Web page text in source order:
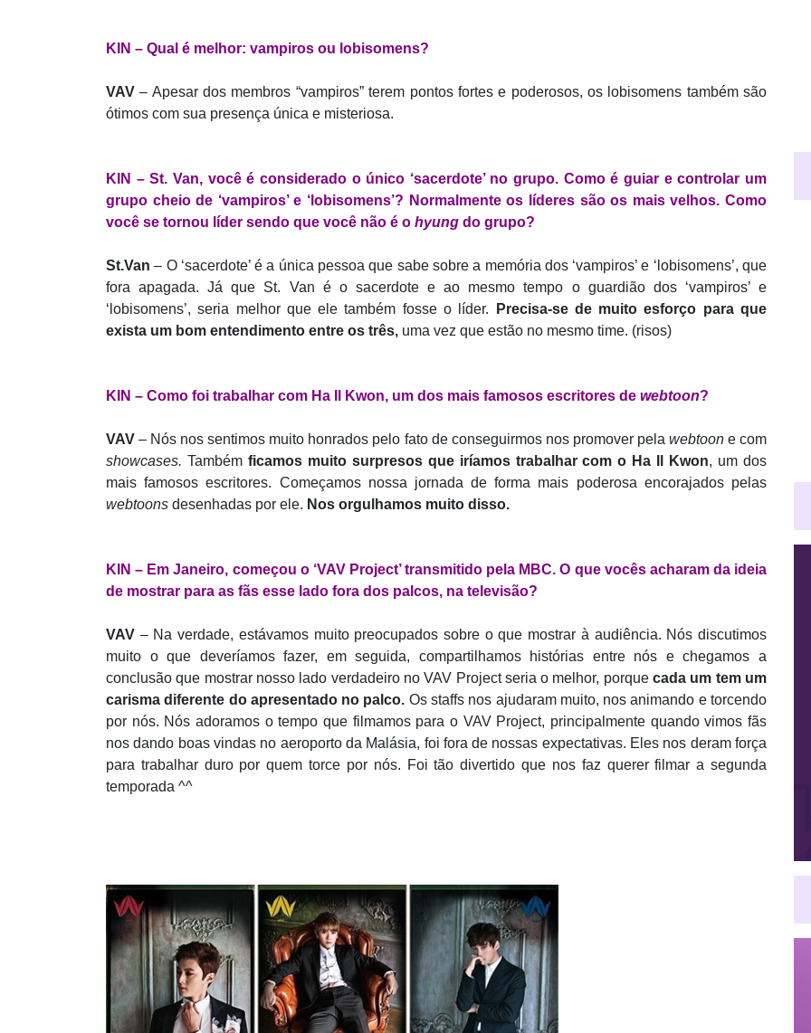
KIN – Qual é melhor: vampiros ou lobisomens?
VAV– Apesar dos membros “vampiros” terem pontos fortes e poderosos, os lobisomens também são
ótimos com sua presença única e misteriosa.
KIN – St. Van, você é considerado o único ‘sacerdote’ no grupo. Como é guiar e controlar um
grupo cheio de ‘vampiros’ e ‘lobisomens’? Normalmente os líderes são os mais velhos. Como
você se tornou líder sendo que você não é o hyung do grupo?
St.Van – O ‘sacerdote’ é a única pessoa que sabe sobre a memória dos ‘vampiros’ e ‘lobisomens’, que
fora apagada. Já que St. Van é o sacerdote e ao mesmo tempo o guardião dos ‘vampiros’ e
‘lobisomens’, seria melhor que ele também fosse o líder.
Precisa-se de muito esforço para que
exista um bom entendimento entre os três, uma vez que estão no mesmo time. (risos)
KIN – Como foi trabalhar com Ha Il Kwon, um dos mais famosos escritores de webtoon?
VAV – Nós nos sentimos muito honrados pelo fato de conseguirmos nos promover pela webtoon e com
showcases. Também ficamos muito surpresos que iríamos trabalhar com o Ha Il Kwon, um dos
mais famosos escritores. Começamos nossa jornada de forma mais poderosa encorajados pelas
webtoons desenhadas por ele. Nos orgulhamos muito disso.
KIN – Em Janeiro, começou o ‘VAV Project’ transmitido pela MBC. O que vocês acharam da ideia
de mostrar para as fãs esse lado fora dos palcos, na televisão?
VAV – Na verdade, estávamos muito preocupados sobre o que mostrar à audiência. Nós discutimos
muito o que deveríamos fazer, em seguida, compartilhamos histórias entre nós e chegamos a
conclusão que mostrar nosso lado verdadeiro no VAV Project seria o melhor, porquecada um tem um
carisma diferente do apresentado no palco. Os staffs nos ajudaram muito, nos animando e torcendo
por nós. Nós adoramos o tempo que filmamos para o VAV Project, principalmente quando vimos fãs
nos dando boas vindas no aeroporto da Malásia, foi fora de nossas expectativas. Eles nos deram força
para trabalhar duro por quem torce por nós. Foi tão divertido que nos faz querer filmar a segunda
temporada ^^